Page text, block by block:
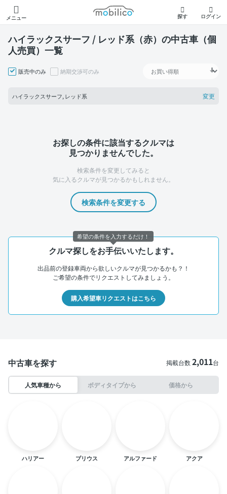
メニュー
モビリコ
探す ログイン
ハイラックスサーフ / レッド系（赤）の中古車（個
人売買）一覧
販売中のみ 納期交渉可のみ
ハイラックスサーフ, レッド系 変更
お探しの条件に該当するクルマは
見つかりませんでした。
検索条件を変更してみると
気に入るクルマが見つかるかもしれません。
検索条件を変更する
クルマ探しをお手伝いいたします。
出品前の登録車両から欲しいクルマが見つかるかも？！
ご希望の条件でリクエストしてみましょう。
購入希望車リクエストはこちら
中古車を探す 掲載台数2,011台
人気車種から ボディタイプから 価格から
ハリアー プリウス アルファード アクア
希望の条件を入力するだけ！